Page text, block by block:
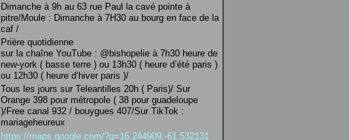
Dimanche à 9h au 63 rue Paul la cavé pointe à
pitre/Moule : Dimanche à 7H30 au bourg en face de la
caf /
Prière quotidienne
sur la chaîne YouTube : @bishopelie à 7h30 heure de
new-york ( basse terre ) ou 13h30 ( heure d’été paris )
ou 12h30 ( heure d’hiver paris )/
Tous les jours sur Teleantilles 20h ( Paris)/ Sur
Orange 398 pour métropole ( 38 pour guadeloupe
)/Free canal 932 / bouygues 407/Sur TikTok :
mariageheureux
https://maps.google.com/?q=16.244909,-61.532131